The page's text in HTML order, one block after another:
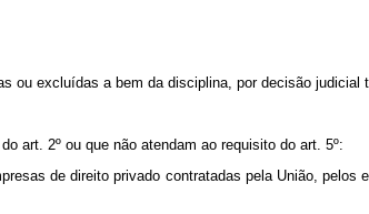
ou excluídas a bem da disciplina, por decisão judicial
do art. 2º ou que não atendam ao requisito do art. 5º:
de direito privado contratadas pela União,